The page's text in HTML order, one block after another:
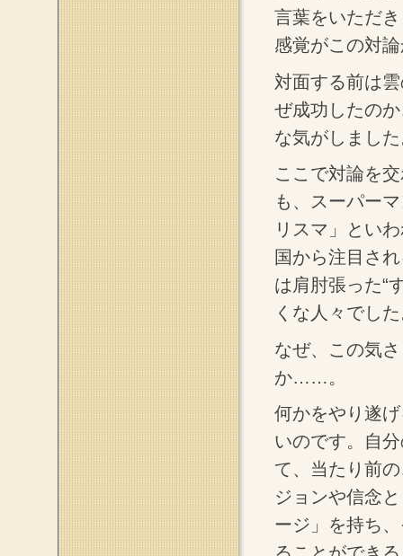
言葉をいただ
感覚がこの対
対面する前は
ぜ成功したの
な気がしまし
ここで対論を
も、スーパー
リスマ」とい
国から注目さ
は肩肘張った“
くな人々でし
なぜ、この気
か……。
何かをやり遂
いのです。自
て、当たり前
ジョンや信念
ージ」を持ち